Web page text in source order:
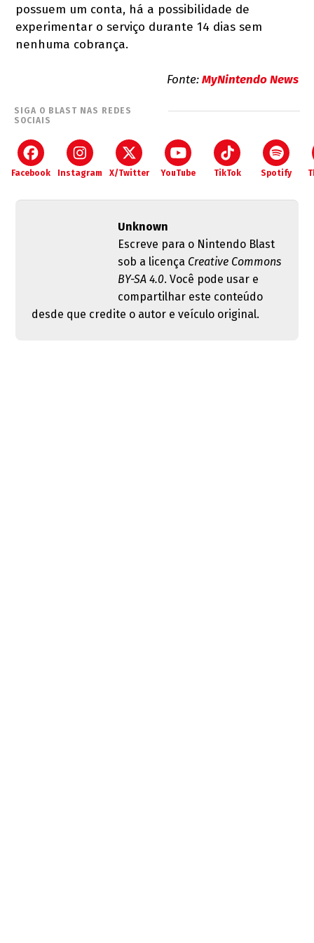
possuem um conta, há a possibilidade de
experimentar o serviço durante 14 dias sem
nenhuma cobrança.
Fonte:MyNintendo News
SIGA O BLAST NAS REDES
SOCIAIS
Facebook Instagram X/Twitter YouTube TikTok Spotify
Unknown
Escreve para o Nintendo Blast
sob a licença Creative Commons
BY-SA 4.0. Você pode usar e
compartilhar este conteúdo
desde que credite o autor e veículo original.